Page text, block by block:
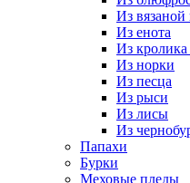
Из вязаной
Из енота
Из кролика
Из норки
Из песца
Из рыси
Из лисы
Из
Папахи
Бурки
Меховые пледы